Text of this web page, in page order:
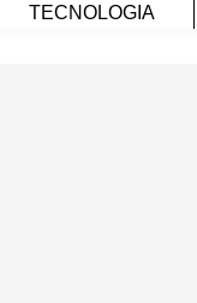
TECNOLOGIA